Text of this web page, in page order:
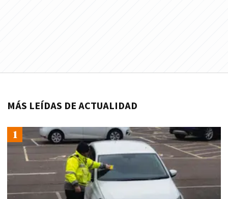
MÁS LEÍDAS DE ACTUALIDAD